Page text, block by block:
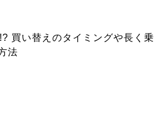
買い替えのタイミングや長く乗
法